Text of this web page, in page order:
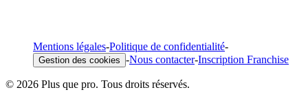
Mentions légales-Politique de confidentialité-
Gestion des cookies -Nous contacter-Inscription Franchise
© 2026 Plus que pro. Tous droits réservés.